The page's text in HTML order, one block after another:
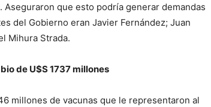
que esto podría generar demandas
del Gobierno eran Javier Fernández; Juan
Mihura Strada.
de U$S 1737 millones
millones de vacunas que le representaron al